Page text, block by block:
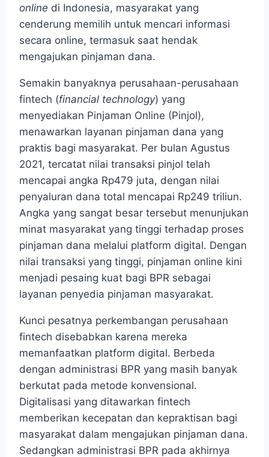
online di Indonesia, masyarakat yang
cenderung memilih untuk mencari informasi
secara online, termasuk saat hendak
mengajukan pinjaman dana.
Semakin banyaknya perusahaan-perusahaan
fintech (financial technology) yang
menyediakan Pinjaman Online (Pinjol),
menawarkan layanan pinjaman dana yang
praktis bagi masyarakat. Per bulan Agustus
2021, tercatat nilai transaksi pinjol telah
mencapai angka Rp479 juta, dengan nilai
penyaluran dana total mencapai Rp249 triliun.
Angka yang sangat besar tersebut menunjukan
minat masyarakat yang tinggi terhadap proses
pinjaman dana melalui platform digital. Dengan
nilai transaksi yang tinggi, pinjaman online kini
menjadi pesaing kuat bagi BPR sebagai
layanan penyedia pinjaman masyarakat.
Kunci pesatnya perkembangan perusahaan
fintech disebabkan karena mereka
memanfaatkan platform digital. Berbeda
dengan administrasi BPR yang masih banyak
berkutat pada metode konvensional.
Digitalisasi yang ditawarkan fintech
memberikan kecepatan dan kepraktisan bagi
masyarakat dalam mengajukan pinjaman dana.
Sedangkan administrasi BPR pada akhirnya